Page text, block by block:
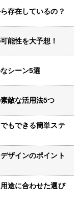
存在しているの？
能性を大予想！
シーン5選
敵な活用法5つ
もできる簡単ステ
ザインのポイント
途に合わせた選び